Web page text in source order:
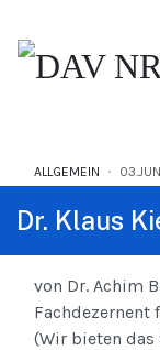
ALLGEMEIN
Dr. Klaus
von Dr. Achim
Fachdezernent
(Wir bieten